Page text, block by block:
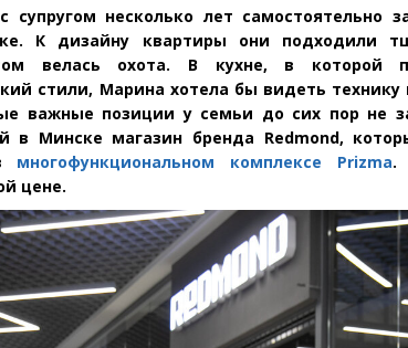
супругом несколько лет самостоятельно
К дизайну квартиры они подходили
велась охота. В кухне, в которой
стили, Марина хотела бы видеть
важные позиции у семьи до сих пор не
в Минске магазин бренда Redmond,
многофункциональном комплексе Prizma.
цене.